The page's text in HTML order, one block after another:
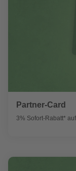
Partner-Card
3% Sofort-Rabatt*